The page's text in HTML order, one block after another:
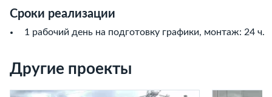
Сроки реализации
1 рабочий день на подготовку графики, монтаж: 24 ч.
Другие проекты